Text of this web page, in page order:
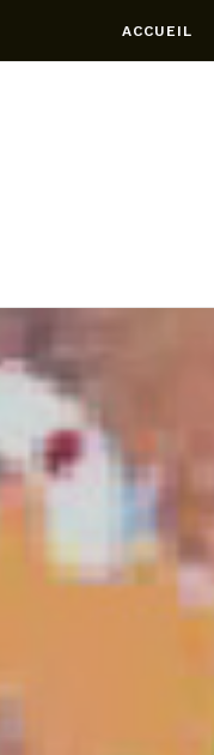
ACCUEIL